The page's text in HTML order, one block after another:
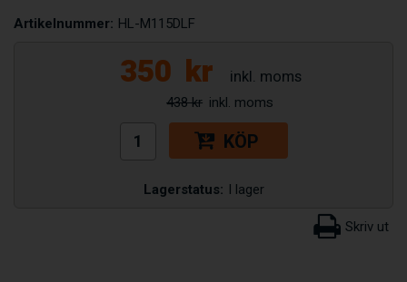
Artikelnummer: HL-M115DLF
350 kr
438 kr
KÖP
Lagerstatus: I lager